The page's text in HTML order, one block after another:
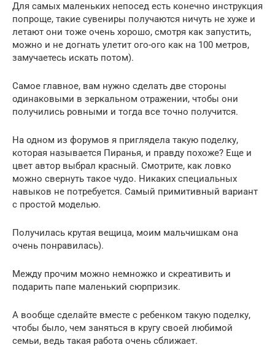
Для самых маленьких непосед есть конечно инструкция
попроще, такие сувениры получаются ничуть не хуже и
летают они тоже очень хорошо, смотря как запустить,
можно и не догнать улетит ого-ого как на 100 метров,
замучаетесь искать потом).
Самое главное, вам нужно сделать две стороны
одинаковыми в зеркальном отражении, чтобы они
получились ровными и тогда все точно получится.
На одном из форумов я приглядела такую поделку,
которая называется Пиранья, и правду похоже? Еще и
цвет автор выбрал красный. Смотрите, как ловко
можно свернуть такое чудо. Никаких специальных
навыков не потребуется. Самый примитивный вариант
с простой моделью.
Получилась крутая вещица, моим мальчишкам она
очень понравилась).
Между прочим можно немножко и скреативить и
подарить папе маленький сюрпризик.
А вообще сделайте вместе с ребенком такую поделку,
чтобы было, чем заняться в кругу своей любимой
семьи, ведь такая работа очень сближает.